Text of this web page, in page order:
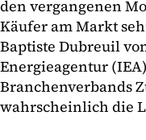
den vergangenen
Käufer am Markt
Baptiste Dubreuil
Energieagentur
Branchenverbands
wahrscheinlich die